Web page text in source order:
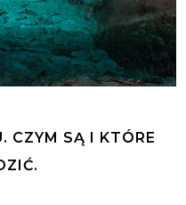
CZYM SĄ I KTÓRE